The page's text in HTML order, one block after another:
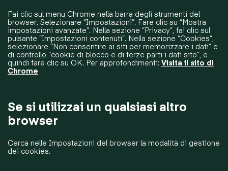
Fai clic sul menu Chrome nella barra degli strumenti del
browser. Selezionare “Impostazioni”. Fare clic su “Mostra
impostazioni avanzate”. Nella sezione “Privacy”, fai clic sul
pulsante “Impostazioni contenuti”. Nella sezione “Cookies”,
selezionare “Non consentire ai siti per memorizzare i dati” e
di controllo “cookie di blocco e di terze parti i dati sito”, e
quindi fare clic su OK. Per approfondimenti: Visita il sito di
Chrome
Se si utilizzai un qualsiasi altro
browser
Cerca nelle Impostazioni del browser la modalità di gestione
dei cookies.